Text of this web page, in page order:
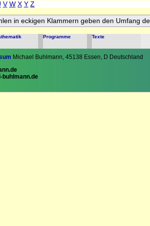
V W X Y Z
in eckigen Klammern geben den Umfang
Programme Texte
Michael Buhlmann, 45138 Essen, D Deutschland
buhlmann.de